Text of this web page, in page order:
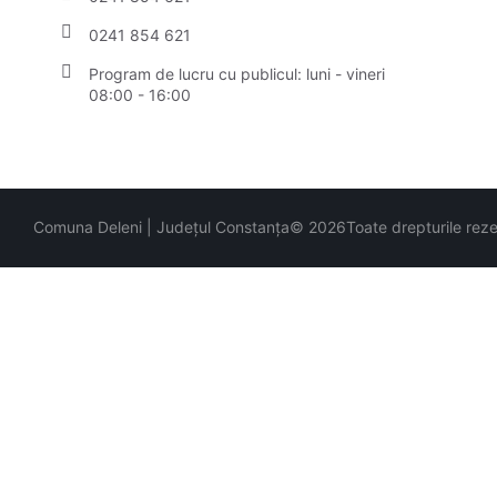
0241 854 621
Program de lucru cu publicul: luni - vineri
08:00 - 16:00
Comuna Deleni | Județul Constanța© 2026Toate drepturile